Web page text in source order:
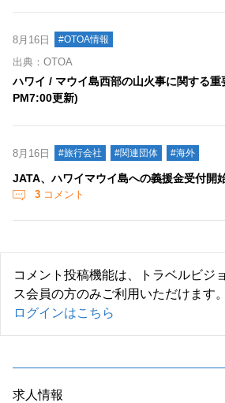
8月16日 #OTOA情報
出典：OTOA
ハワイ / マウイ島西部の山火事に関する
PM7:00更新)
8月16日 #旅行会社 #関連団体 #海外
JATA、ハワイマウイ島への義援金受付開
3 コメント
コメント投稿機能は、トラベルビジ
ス会員の方のみご利用いただけます。
ログインはこちら
求人情報